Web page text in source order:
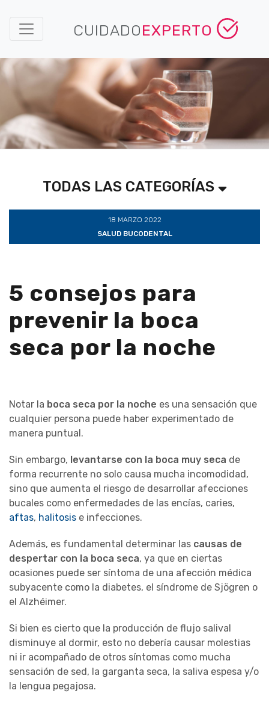
CUIDADOEXPERTO
TODAS LAS CATEGORÍAS
18 MARZO 2022
SALUD BUCODENTAL
5 consejos para
prevenir la boca
seca por la noche
Notar la boca seca por la noche es una sensación que
cualquier persona puede haber experimentado de
manera puntual.
Sin embargo, levantarse con la boca muy seca de
forma recurrente no solo causa mucha incomodidad,
sino que aumenta el riesgo de desarrollar afecciones
bucales como enfermedades de las encías, caries,
aftas, halitosis e infecciones.
Además, es fundamental determinar las causas de
despertar con la boca seca, ya que en ciertas
ocasiones puede ser síntoma de una afección médica
subyacente como la diabetes, el síndrome de Sjögren o
el Alzhéimer.
Si bien es cierto que la producción de flujo salival
disminuye al dormir, esto no debería causar molestias
ni ir acompañado de otros síntomas como mucha
sensación de sed, la garganta seca, la saliva espesa y/o
la lengua pegajosa.